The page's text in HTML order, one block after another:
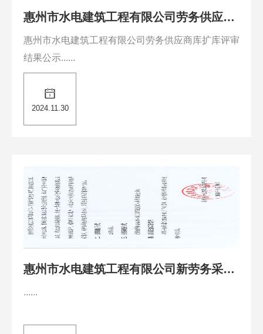
惠州市水电建筑工程有限公司劳务供应商
库扩库评审结果公示
惠州市水电建筑工程有限公司劳务供应商库扩库评审
结果公示......
2024.11.30
惠州市水电建筑工程有限公司新劳务采购
......